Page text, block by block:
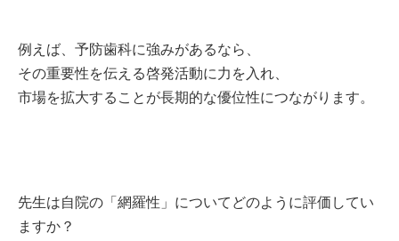
例えば、予防歯科に強みがあるなら、
その重要性を伝える啓発活動に力を入れ、
市場を拡大することが長期的な優位性につながります。
先生は自院の「網羅性」についてどのように評価してい
ますか？